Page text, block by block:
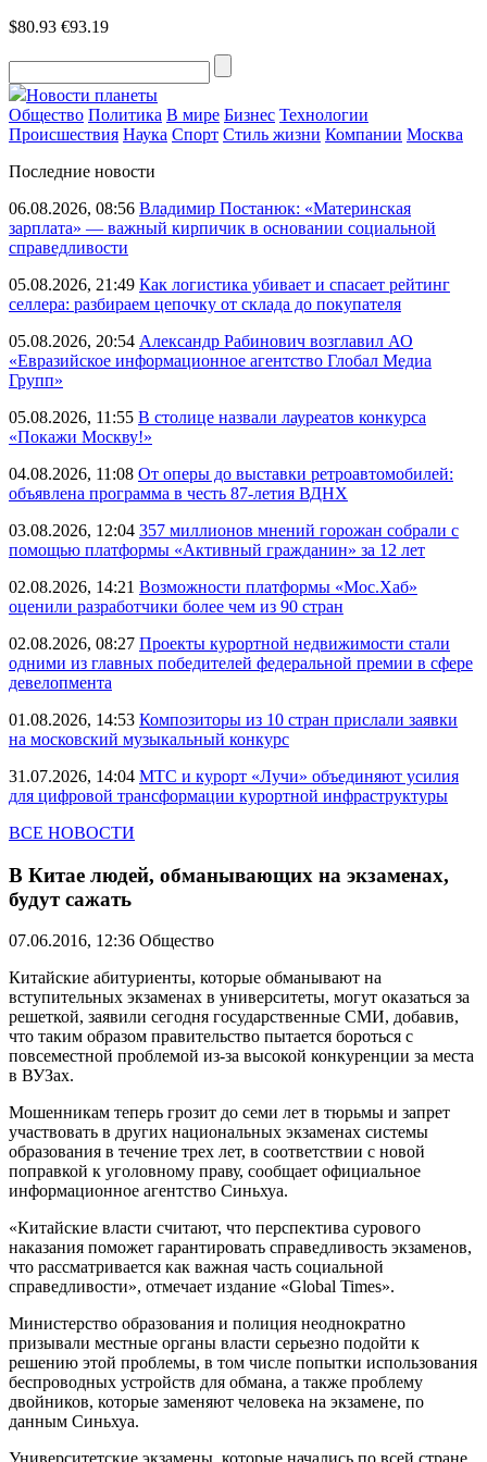
$80.93 €93.19
Новости планеты
Общество Политика В мире Бизнес Технологии
Происшествия Наука Спорт Стиль жизни Компании Москва
Последние новости
06.08.2026, 08:56 Владимир Постанюк: «Материнская
зарплата» — важный кирпичик в основании социальной
справедливости
05.08.2026, 21:49 Как логистика убивает и спасает рейтинг
селлера: разбираем цепочку от склада до покупателя
05.08.2026, 20:54 Александр Рабинович возглавил АО
«Евразийское информационное агентство Глобал Медиа
Групп»
05.08.2026, 11:55 В столице назвали лауреатов конкурса
«Покажи Москву!»
04.08.2026, 11:08 От оперы до выставки ретроавтомобилей:
объявлена программа в честь 87-летия ВДНХ
03.08.2026, 12:04 357 миллионов мнений горожан собрали с
помощью платформы «Активный гражданин» за 12 лет
02.08.2026, 14:21 Возможности платформы «Мос.Хаб»
оценили разработчики более чем из 90 стран
02.08.2026, 08:27 Проекты курортной недвижимости стали
одними из главных победителей федеральной премии в сфере
девелопмента
01.08.2026, 14:53 Композиторы из 10 стран прислали заявки
на московский музыкальный конкурс
31.07.2026, 14:04 МТС и курорт «Лучи» объединяют усилия
для цифровой трансформации курортной инфраструктуры
ВСЕ НОВОСТИ
В Китае людей, обманывающих на экзаменах,
будут сажать
07.06.2016, 12:36 Общество
Китайские абитуриенты, которые обманывают на
вступительных экзаменах в университеты, могут оказаться за
решеткой, заявили сегодня государственные СМИ, добавив,
что таким образом правительство пытается бороться с
повсеместной проблемой из-за высокой конкуренции за места
в ВУЗах.
Мошенникам теперь грозит до семи лет в тюрьмы и запрет
участвовать в других национальных экзаменах системы
образования в течение трех лет, в соответствии с новой
поправкой к уголовному праву, сообщает официальное
информационное агентство Синьхуа.
«Китайские власти считают, что перспектива сурового
наказания поможет гарантировать справедливость экзаменов,
что рассматривается как важная часть социальной
справедливости», отмечает издание «Global Times».
Министерство образования и полиция неоднократно
призывали местные органы власти серьезно подойти к
решению этой проблемы, в том числе попытки использования
беспроводных устройств для обмана, а также проблему
двойников, которые заменяют человека на экзамене, по
данным Синьхуа.